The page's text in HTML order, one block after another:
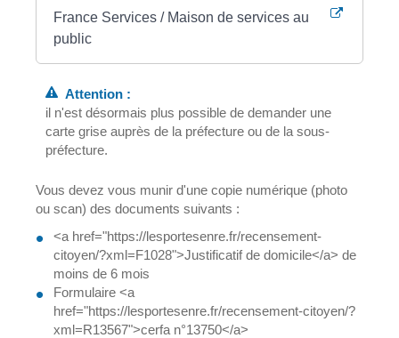
France Services / Maison de services au
public
Attention :
il n'est désormais plus possible de demander une
carte grise auprès de la préfecture ou de la sous-
préfecture.
Vous devez vous munir d'une copie numérique (photo
ou scan) des documents suivants :
<a href="https://lesportesenre.fr/recensement-
citoyen/?xml=F1028">Justificatif de domicile</a> de
moins de 6 mois
Formulaire <a
href="https://lesportesenre.fr/recensement-citoyen/?
xml=R13567">cerfa n°13750</a>